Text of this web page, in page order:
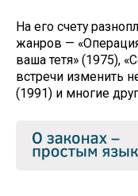
На его счету
жанров — «Операция
ваша тетя» (1975),
встречи изменить
(1991) и многие